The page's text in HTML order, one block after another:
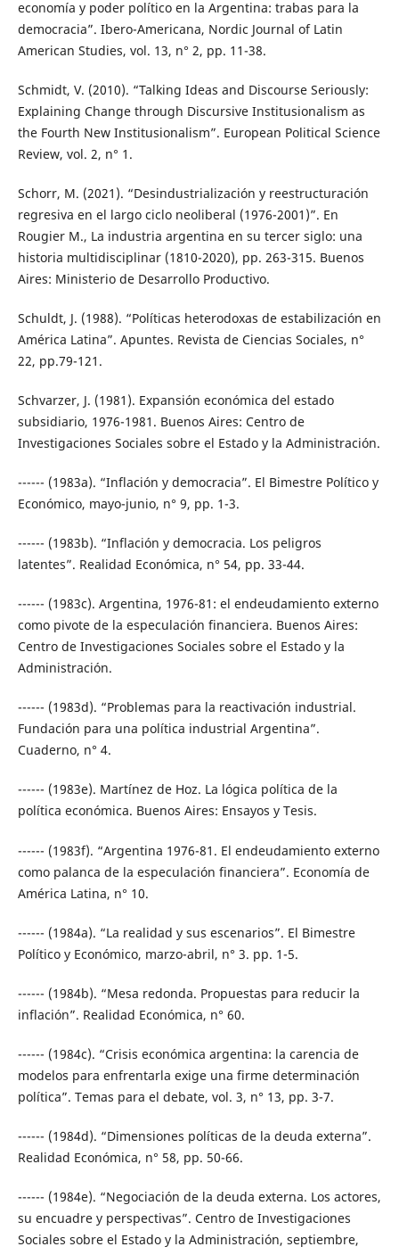
economía y poder político en la Argentina: trabas para la
democracia”. Ibero-Americana, Nordic Journal of Latin
American Studies, vol. 13, n° 2, pp. 11-38.
Schmidt, V. (2010). “Talking Ideas and Discourse Seriously:
Explaining Change through Discursive Institusionalism as
the Fourth New Institusionalism”. European Political Science
Review, vol. 2, n° 1.
Schorr, M. (2021). “Desindustrialización y reestructuración
regresiva en el largo ciclo neoliberal (1976-2001)”. En
Rougier M., La industria argentina en su tercer siglo: una
historia multidisciplinar (1810-2020), pp. 263-315. Buenos
Aires: Ministerio de Desarrollo Productivo.
Schuldt, J. (1988). “Políticas heterodoxas de estabilización en
América Latina”. Apuntes. Revista de Ciencias Sociales, n°
22, pp.79-121.
Schvarzer, J. (1981). Expansión económica del estado
subsidiario, 1976-1981. Buenos Aires: Centro de
Investigaciones Sociales sobre el Estado y la Administración.
------ (1983a). “Inflación y democracia”. El Bimestre Político y
Económico, mayo-junio, n° 9, pp. 1-3.
------ (1983b). “Inflación y democracia. Los peligros
latentes”. Realidad Económica, n° 54, pp. 33-44.
------ (1983c). Argentina, 1976-81: el endeudamiento externo
como pivote de la especulación financiera. Buenos Aires:
Centro de Investigaciones Sociales sobre el Estado y la
Administración.
------ (1983d). “Problemas para la reactivación industrial.
Fundación para una política industrial Argentina”.
Cuaderno, n° 4.
------ (1983e). Martínez de Hoz. La lógica política de la
política económica. Buenos Aires: Ensayos y Tesis.
------ (1983f). “Argentina 1976-81. El endeudamiento externo
como palanca de la especulación financiera”. Economía de
América Latina, n° 10.
------ (1984a). “La realidad y sus escenarios”. El Bimestre
Político y Económico, marzo-abril, n° 3. pp. 1-5.
------ (1984b). “Mesa redonda. Propuestas para reducir la
inflación”. Realidad Económica, n° 60.
------ (1984c). “Crisis económica argentina: la carencia de
modelos para enfrentarla exige una firme determinación
política”. Temas para el debate, vol. 3, n° 13, pp. 3-7.
------ (1984d). “Dimensiones políticas de la deuda externa”.
Realidad Económica, n° 58, pp. 50-66.
------ (1984e). “Negociación de la deuda externa. Los actores,
su encuadre y perspectivas”. Centro de Investigaciones
Sociales sobre el Estado y la Administración, septiembre,